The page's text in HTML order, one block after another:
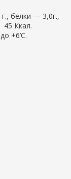
белки — 3,0г.,
45 Ккал.
+6’C.